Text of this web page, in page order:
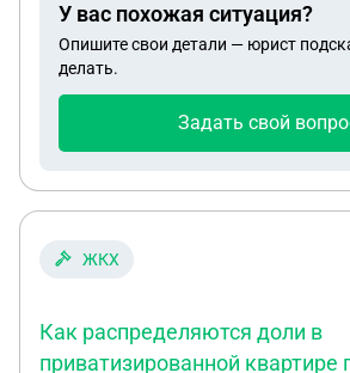
У вас похожая ситуация?
Опишите свои детали — юрист
делать.
Задать свой
ЖКХ
Как распределяются доли в
приватизированной квартире